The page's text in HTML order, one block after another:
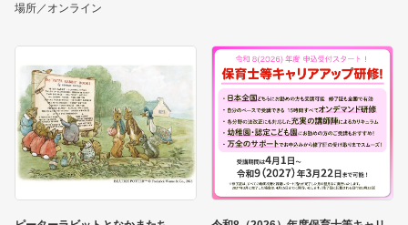
場所／オンライン